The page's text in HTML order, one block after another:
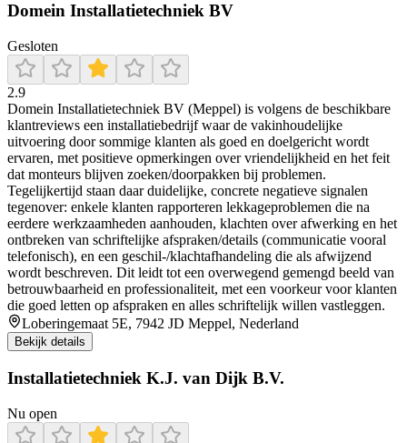
Domein Installatietechniek BV
Gesloten
2.9
Domein Installatietechniek BV (Meppel) is volgens de beschikbare
klantreviews een installatiebedrijf waar de vakinhoudelijke
uitvoering door sommige klanten als goed en doelgericht wordt
ervaren, met positieve opmerkingen over vriendelijkheid en het feit
dat monteurs blijven zoeken/doorpakken bij problemen.
Tegelijkertijd staan daar duidelijke, concrete negatieve signalen
tegenover: enkele klanten rapporteren lekkageproblemen die na
eerdere werkzaamheden aanhouden, klachten over afwerking en het
ontbreken van schriftelijke afspraken/details (communicatie vooral
telefonisch), en een geschil-/klachtafhandeling die als afwijzend
wordt beschreven. Dit leidt tot een overwegend gemengd beeld van
betrouwbaarheid en professionaliteit, met een voorkeur voor klanten
die goed letten op afspraken en alles schriftelijk willen vastleggen.
Loberingemaat 5E, 7942 JD Meppel, Nederland
Bekijk details
Installatietechniek K.J. van Dijk B.V.
Nu open